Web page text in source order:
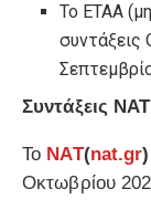
Το ΕΤΑΑ
συντάξεις
Συντάξεις ΝΑΤ
Το ΝΑΤ(nat.gr)
Οκτωβρίου